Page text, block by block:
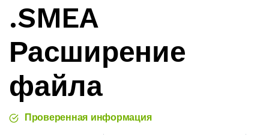
.SMEA
Расширение
файла
Проверенная информация